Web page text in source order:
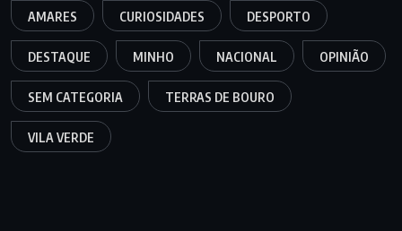
AMARES CURIOSIDADES DESPORTO
DESTAQUE MINHO NACIONAL OPINIÃO
SEM CATEGORIA TERRAS DE BOURO
VILA VERDE